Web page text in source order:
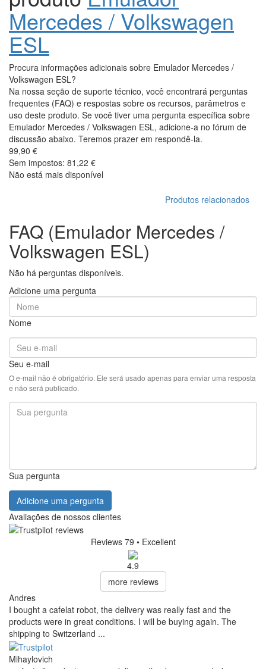
Mercedes / Volkswagen
ESL
Procura informações adicionais sobre Emulador Mercedes /
Volkswagen ESL?
Na nossa seção de suporte técnico, você encontrará perguntas
frequentes (FAQ) e respostas sobre os recursos, parâmetros e
uso deste produto. Se você tiver uma pergunta específica sobre
Emulador Mercedes / Volkswagen ESL, adicione-a no fórum de
discussão abaixo. Teremos prazer em respondê-la.
99,90 €
Sem impostos: 81,22 €
Não está mais disponível
Produtos relacionados
FAQ (Emulador Mercedes /
Volkswagen ESL)
Não há perguntas disponíveis.
Adicione uma pergunta
Nome
Seu e-mail
O e-mail não é obrigatório. Ele será usado apenas para enviar uma resposta
e não será publicado.
Sua pergunta
Adicione uma pergunta
Avaliações de nossos clientes
Reviews 79 • Excellent
4.9
more reviews
Andres
I bought a cafelat robot, the delivery was really fast and the
products were in great conditions. I will be buying again. The
shipping to Switzerland ...
Mihaylovich